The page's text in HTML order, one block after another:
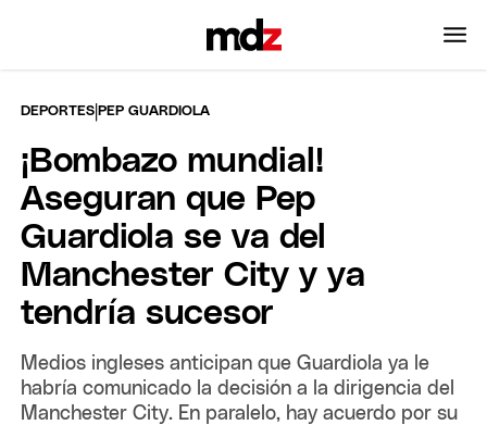
DEPORTES |PEP GUARDIOLA
¡Bombazo mundial!
Aseguran que Pep
Guardiola se va del
Manchester City y ya
tendría sucesor
Medios ingleses anticipan que Guardiola ya le
habría comunicado la decisión a la dirigencia del
Manchester City. En paralelo, hay acuerdo por su